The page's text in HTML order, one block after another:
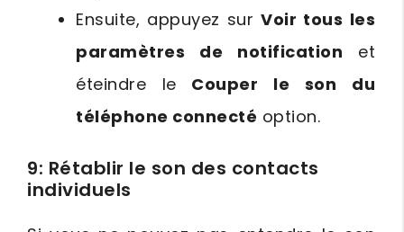
Ensuite, appuyez surVoir tous les
paramètres de notification et
éteindre le Couper le son du
téléphone connecté option.
9: Rétablir le son des contacts
individuels